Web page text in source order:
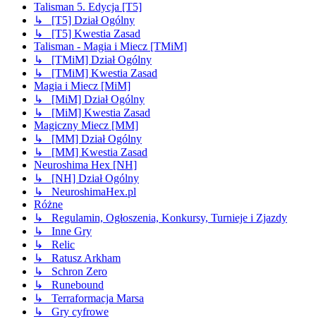
Talisman 5. Edycja [T5]
↳ [T5] Dział Ogólny
↳ [T5] Kwestia Zasad
Talisman - Magia i Miecz [TMiM]
↳ [TMiM] Dział Ogólny
↳ [TMiM] Kwestia Zasad
Magia i Miecz [MiM]
↳ [MiM] Dział Ogólny
↳ [MiM] Kwestia Zasad
Magiczny Miecz [MM]
↳ [MM] Dział Ogólny
↳ [MM] Kwestia Zasad
Neuroshima Hex [NH]
↳ [NH] Dział Ogólny
↳ NeuroshimaHex.pl
Różne
↳ Regulamin, Ogłoszenia, Konkursy, Turnieje i Zjazdy
↳ Inne Gry
↳ Relic
↳ Ratusz Arkham
↳ Schron Zero
↳ Runebound
↳ Terraformacja Marsa
↳ Gry cyfrowe